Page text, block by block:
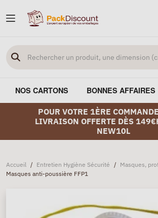
NOS CARTONS BONNES AFFAIRES
POUR VOTRE 1ÈRE
LIVRAISON OFFERTE DÈS
NEW10L
Accueil / Entretien Hygiène Sécurité / Masques,
Masques anti-poussière FFP1